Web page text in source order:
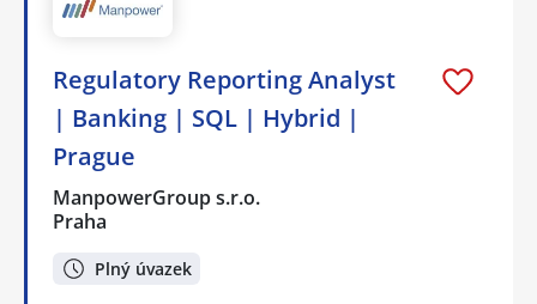
Regulatory Reporting Analyst
| Banking | SQL | Hybrid |
Prague
ManpowerGroup s.r.o.
Praha
Plný úvazek